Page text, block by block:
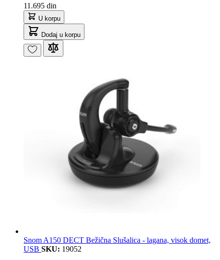
11.695 din
U korpu
Dodaj u korpu
Snom A150 DECT Bežična Slušalica - lagana, visok domet,
USB SKU: 19052